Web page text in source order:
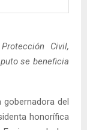
Civil,
se beneficia
gobernadora del
honorífica